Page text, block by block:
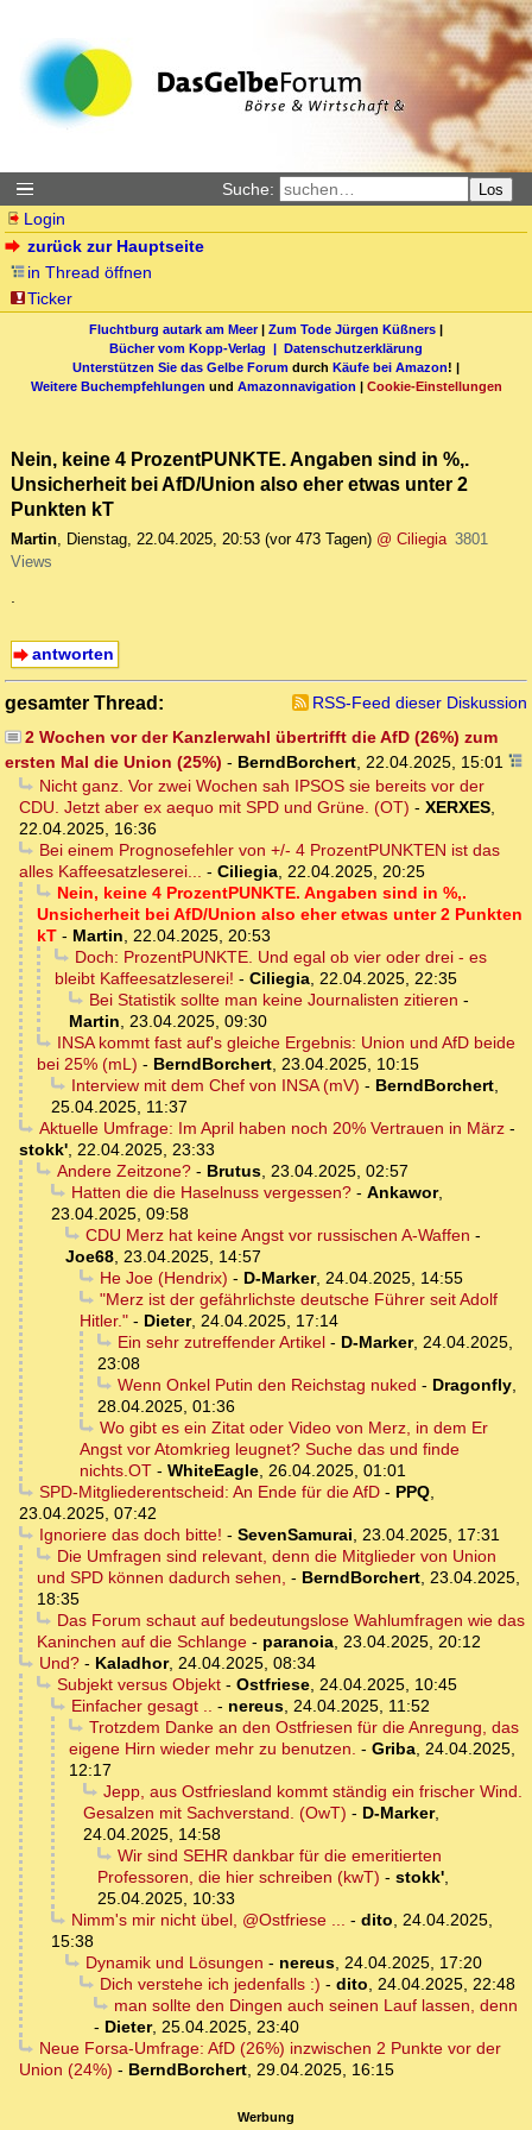
Suche: Los
Login
zurück zur Hauptseite
in Thread öffnen
Ticker
Fluchtburg autark am Meer| Zum Tode Jürgen Küßners |
Bücher vom Kopp-Verlag | Datenschutzerklärung
Unterstützen Sie das Gelbe Forum durch Käufe bei Amazon! |
Weitere Buchempfehlungen und Amazonnavigation | Cookie-Einstellungen
Nein, keine 4 ProzentPUNKTE. Angaben sind in %,.
Unsicherheit bei AfD/Union also eher etwas unter 2
Punkten kT
Martin, Dienstag, 22.04.2025, 20:53 (vor 473 Tagen) @ Ciliegia 3801
Views
.
antworten
gesamter Thread:
RSS-Feed dieser Diskussion
2 Wochen vor der Kanzlerwahl übertrifft die AfD (26%) zum
ersten Mal die Union (25%) - BerndBorchert, 22.04.2025, 15:01
Nicht ganz. Vor zwei Wochen sah IPSOS sie bereits vor der
CDU. Jetzt aber ex aequo mit SPD und Grüne. (OT) - XERXES,
22.04.2025, 16:36
Bei einem Prognosefehler von +/- 4 ProzentPUNKTEN ist das
alles Kaffeesatzleserei... - Ciliegia, 22.04.2025, 20:25
Nein, keine 4 ProzentPUNKTE. Angaben sind in %,.
Unsicherheit bei AfD/Union also eher etwas unter 2 Punkten
kT - Martin, 22.04.2025, 20:53
Doch: ProzentPUNKTE. Und egal ob vier oder drei - es
bleibt Kaffeesatzleserei! - Ciliegia, 22.04.2025, 22:35
Bei Statistik sollte man keine Journalisten zitieren -
Martin, 23.04.2025, 09:30
INSA kommt fast auf's gleiche Ergebnis: Union und AfD beide
bei 25% (mL) - BerndBorchert, 23.04.2025, 10:15
Interview mit dem Chef von INSA (mV) - BerndBorchert,
25.04.2025, 11:37
Aktuelle Umfrage: Im April haben noch 20% Vertrauen in März-
stokk', 22.04.2025, 23:33
Andere Zeitzone?- Brutus, 23.04.2025, 02:57
Hatten die die Haselnuss vergessen?- Ankawor,
23.04.2025, 09:58
CDU Merz hat keine Angst vor russischen A-Waffen -
Joe68, 23.04.2025, 14:57
He Joe (Hendrix) - D-Marker, 24.04.2025, 14:55
"Merz ist der gefährlichste deutsche Führer seit Adolf
Hitler." - Dieter, 24.04.2025, 17:14
Ein sehr zutreffender Artikel- D-Marker, 24.04.2025,
23:08
Wenn Onkel Putin den Reichstag nuked - Dragonfly,
28.04.2025, 01:36
Wo gibt es ein Zitat oder Video von Merz, in dem Er
Angst vor Atomkrieg leugnet? Suche das und finde
nichts.OT - WhiteEagle, 26.04.2025, 01:01
SPD-Mitgliederentscheid: An Ende für die AfD- PPQ,
23.04.2025, 07:42
Ignoriere das doch bitte! - SevenSamurai, 23.04.2025, 17:31
Die Umfragen sind relevant, denn die Mitglieder von Union
und SPD können dadurch sehen, - BerndBorchert, 23.04.2025,
18:35
Das Forum schaut auf bedeutungslose Wahlumfragen wie das
Kaninchen auf die Schlange - paranoia, 23.04.2025, 20:12
Und?- Kaladhor, 24.04.2025, 08:34
Subjekt versus Objekt- Ostfriese, 24.04.2025, 10:45
Einfacher gesagt .. - nereus, 24.04.2025, 11:52
Trotzdem Danke an den Ostfriesen für die Anregung, das
eigene Hirn wieder mehr zu benutzen. - Griba, 24.04.2025,
12:17
Jepp, aus Ostfriesland kommt ständig ein frischer Wind.
Gesalzen mit Sachverstand. (OwT) - D-Marker,
24.04.2025, 14:58
Wir sind SEHR dankbar für die emeritierten
Professoren, die hier schreiben (kwT) - stokk',
25.04.2025, 10:33
Nimm's mir nicht übel, @Ostfriese ... - dito, 24.04.2025,
15:38
Dynamik und Lösungen - nereus, 24.04.2025, 17:20
Dich verstehe ich jedenfalls :) - dito, 24.04.2025, 22:48
man sollte den Dingen auch seinen Lauf lassen, denn
- Dieter, 25.04.2025, 23:40
Neue Forsa-Umfrage: AfD (26%) inzwischen 2 Punkte vor der
Union (24%) - BerndBorchert, 29.04.2025, 16:15
Werbung